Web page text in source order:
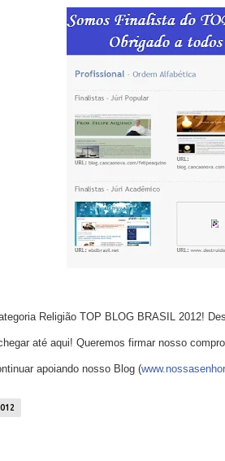
Religião TOP BLOG BRASIL 2012!
até aqui! Queremos firmar nosso
apoiando nosso Blog (